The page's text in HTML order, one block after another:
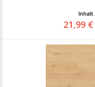
Inhalt
21,99